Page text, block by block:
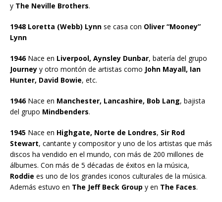
y The Neville Brothers.
1948 Loretta (Webb) Lynn se casa con Oliver “Mooney”
Lynn
1946Nace en Liverpool, Aynsley Dunbar, batería del grupo
Journey y otro montón de artistas como John Mayall, Ian
Hunter, David Bowie, etc.
1946Nace en Manchester, Lancashire, Bob Lang, bajista
del grupo Mindbenders.
1945 Nace en Highgate, Norte de Londres, Sir Rod
Stewart, cantante y compositor y uno de los artistas que más
discos ha vendido en el mundo, con más de 200 millones de
álbumes. Con más de 5 décadas de éxitos en la música,
Roddie es uno de los grandes iconos culturales de la música.
Además estuvo en The Jeff Beck Group y en The Faces.